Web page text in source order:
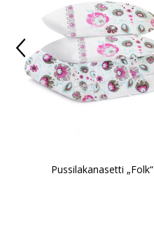
Pussilakanasetti „Folk“